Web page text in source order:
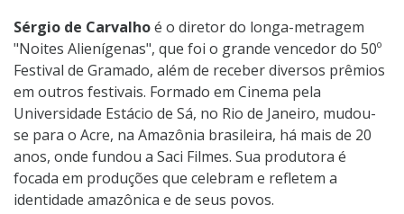
Sérgio de Carvalhoé o diretor do longa-metragem
"Noites Alienígenas", que foi o grande vencedor do 50º
Festival de Gramado, além de receber diversos prêmios
em outros festivais. Formado em Cinema pela
Universidade Estácio de Sá, no Rio de Janeiro, mudou-
se para o Acre, na Amazônia brasileira, há mais de 20
anos, onde fundou a Saci Filmes. Sua produtora é
focada em produções que celebram e refletem a
identidade amazônica e de seus povos.